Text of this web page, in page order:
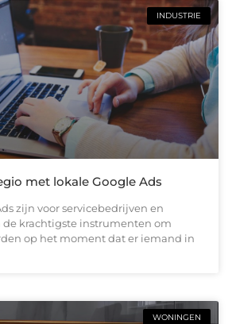
INDUSTRIE
met lokale Google Ads
zijn voor servicebedrijven en
de krachtigste instrumenten om
op het moment dat er iemand in
WONINGEN